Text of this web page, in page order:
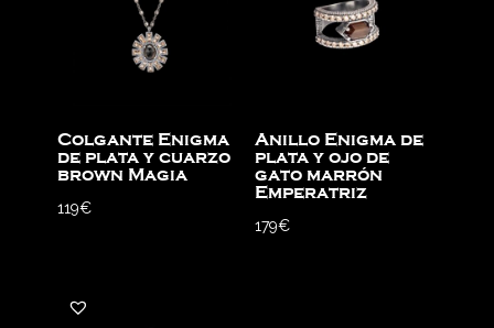
Colgante Enigma
de plata y cuarzo
brown Magia
119€
Anillo Enigma de
plata y ojo de
gato marrón
Emperatriz
179€